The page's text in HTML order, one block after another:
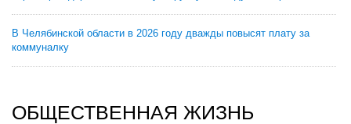
В Челябинской области в 2026 году дважды повысят плату за
коммуналку
ОБЩЕСТВЕННАЯ ЖИЗНЬ